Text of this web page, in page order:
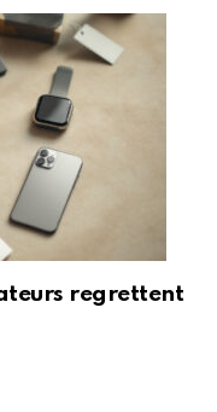
regrettent